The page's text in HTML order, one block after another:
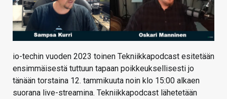
io-techin vuoden 2023 toinen Tekniikkapodcast esitetään
ensimmäisestä tuttuun tapaan poikkeuksellisesti jo
tänään torstaina 12. tammikuuta noin klo 15:00 alkaen
suorana live-streamina. Tekniikkapodcast lähetetään